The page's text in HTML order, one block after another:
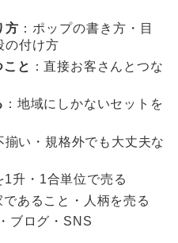
方 ：ポップの書き方・目
の付け方
と ：直接お客さんとつな
：地域にしかないセットを
揃い・規格外でも大丈夫な
1升・1合単位で売る
であること・人柄を売る
ブログ・SNS